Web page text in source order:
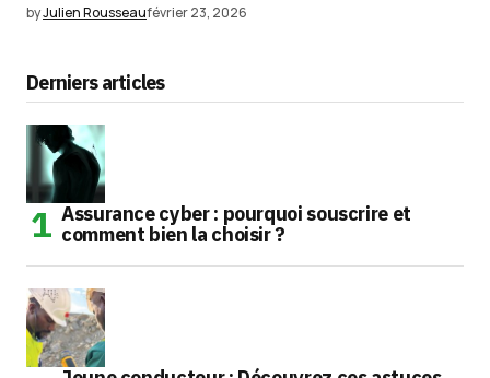
byJulien Rousseaufévrier 23, 2026
Derniers articles
Assurance cyber : pourquoi souscrire et
comment bien la choisir ?